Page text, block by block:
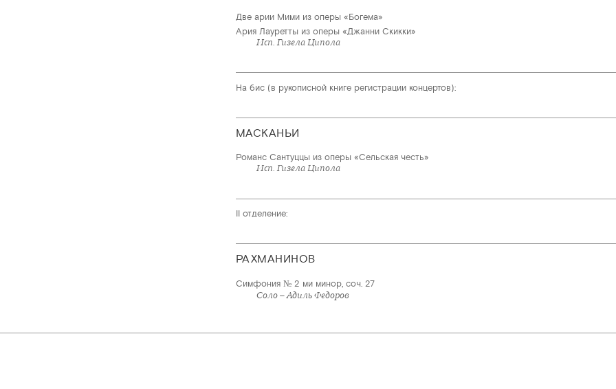
Две арии Мими из оперы «Богема»
Ария Лауретты из оперы «Джанни Скикки»
Исп. Гизела Ципола
На бис (в рукописной книге регистрации концертов):
МАСКАНЬИ
Романс Сантуццы из оперы «Сельская честь»
Исп. Гизела Ципола
II отделение:
РАХМАНИНОВ
Симфония № 2 ми минор, соч. 27
Соло – Адиль Федоров